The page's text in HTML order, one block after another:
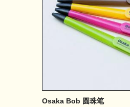
Osaka Bob 圆珠笔